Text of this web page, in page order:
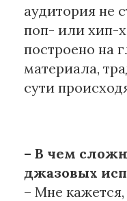
аудитория не
поп- или хип-
построено на
материала,
сути
– В чем
джазовых
– Мне